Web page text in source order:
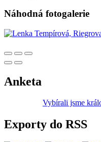
Náhodná fotogalerie
Anketa
Vybírali jsme
Exporty do RSS